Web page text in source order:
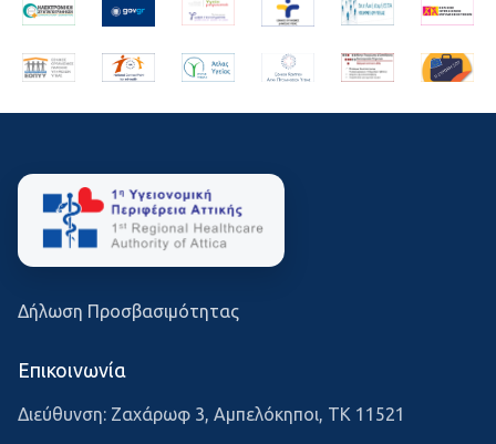
Δήλωση Προσβασιμότητας
Επικοινωνία
Διεύθυνση: Ζαχάρωφ 3, Αμπελόκηποι, ΤΚ 11521